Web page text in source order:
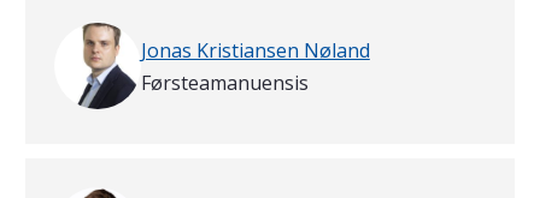
Jonas Kristiansen Nøland
Førsteamanuensis